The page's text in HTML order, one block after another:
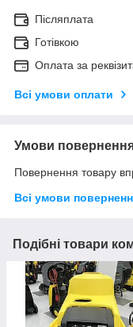
Післяплата
Готівкою
Оплата за
Всі умови оплати
Умови
Повернення товару
Всі умови
Подібні товари